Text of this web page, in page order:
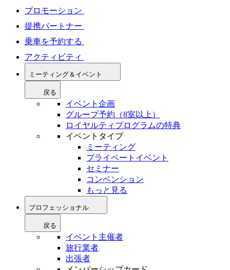
プロモーション
提携パートナー
乗車を予約する
アクティビティ
ミーティング＆イベント
戻る
イベント企画
グループ予約（8室以上）
ロイヤルティプログラムの特典
イベントタイプ
ミーティング
プライベートイベント
セミナー
コンベンション
もっと見る
プロフェッショナル
戻る
イベント主催者
旅行業者
出張者